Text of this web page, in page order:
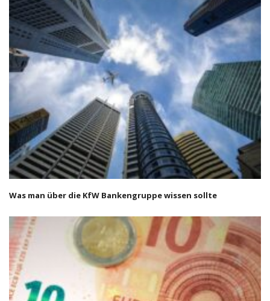
Was man über die KfW Bankengruppe wissen sollte